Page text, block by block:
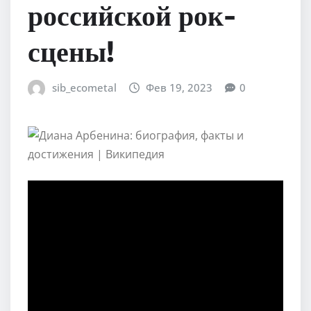
российской рок-
сцены!
sib_ecometal Фев 19, 2023 0